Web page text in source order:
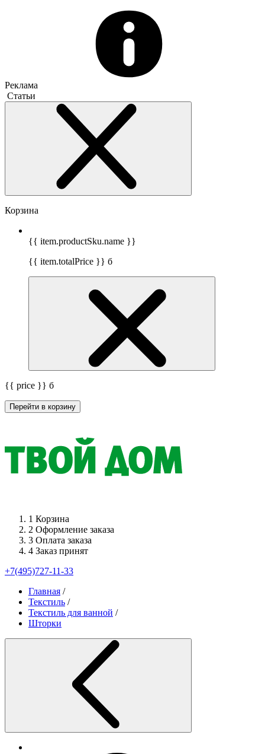
Реклама
Статьи
Корзина
{{ item.productSku.name }}
{{ item.totalPrice }} б
{{ price }} б
Перейти в корзину
1 Корзина
2 Оформление заказа
3 Оплата заказа
4 Заказ принят
+7(495)727-11-33
Главная /
Текстиль /
Текстиль для ванной /
Шторки